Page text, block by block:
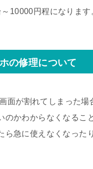
10000円程になります
の修理について
面が割れてしまった場
のかわからなくなるこ
ら急に使えなくなった